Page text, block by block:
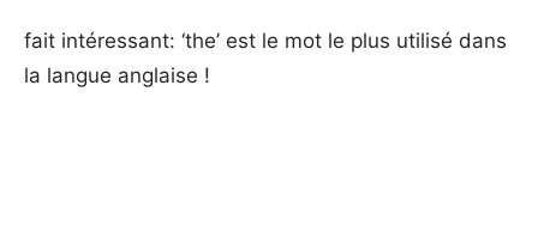
fait intéressant: ‘the’ est le mot le plus utilisé dans
la langue anglaise !